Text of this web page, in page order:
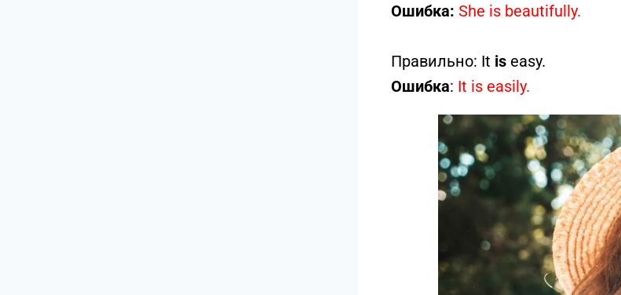
Ошибка: She is beautifully.
Правильно: It iseasy.
Ошибка: It is easily.